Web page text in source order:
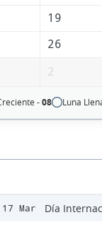
19
26
2
-08 Luna
17 Mar Día